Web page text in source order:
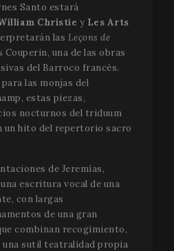
Santo estará
Christie y Les Arts
las Leçons de
Couperin, una de las obras
del Barroco francés.
las monjas del
estas piezas,
nocturnos del triduum
un hito del repertorio sacro
de Jeremías,
escritura vocal de una
con largas
de una gran
combinan recogimiento,
sutil teatralidad propia